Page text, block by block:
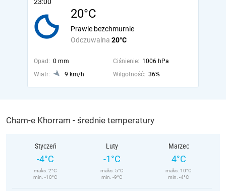
20°C
Odczuwalna 20°C
Prawie bezchmurnie
Opad: 0 mm Ciśnienie: 1006 hPa
Wiatr:
9 km/h Wilgotność: 36%
Cham-e Khorram - średnie temperatury
Styczeń
-4°C
maks. 2°C
min. -10°C
Luty
-1°C
maks. 5°C
min. -9°C
Marzec
4°C
maks. 10°C
min. -4°C